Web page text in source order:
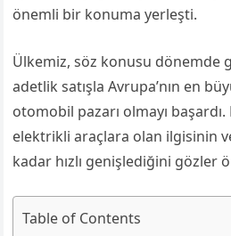
önemli bir konuma yerleşti.
Ülkemiz, söz konusu dönemde
adetlik satışla Avrupa’nın en
otomobil pazarı olmayı başardı.
elektrikli araçlara olan ilgisinin
kadar hızlı genişlediğini gözler
Table of Contents